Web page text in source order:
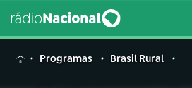
MENUProgramas Brasil Rural